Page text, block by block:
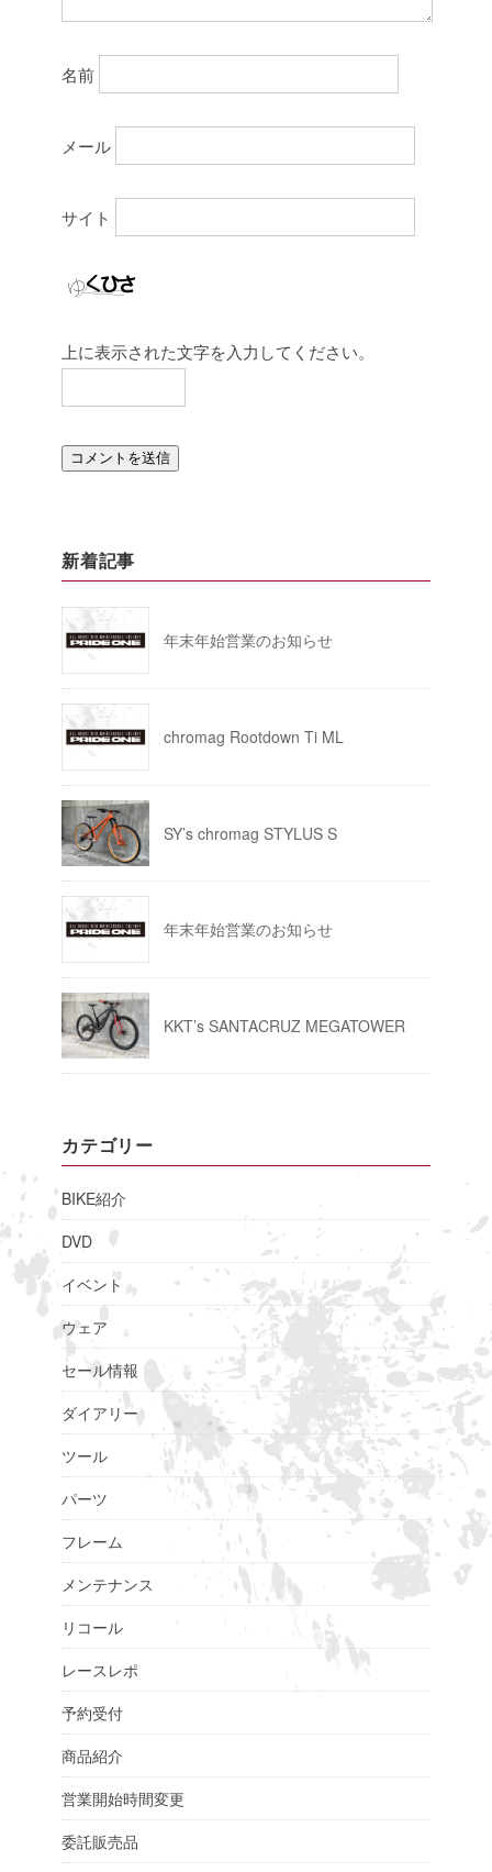
名前
メール
サイト
上に表示された文字を入力してください。
新着記事
年末年始営業のお知らせ
chromag Rootdown Ti ML
SY’s chromag STYLUS S
年末年始営業のお知らせ
KKT’s SANTACRUZ MEGATOWER
カテゴリー
BIKE紹介
DVD
イベント
ウェア
セール情報
ダイアリー
ツール
パーツ
フレーム
メンテナンス
リコール
レースレポ
予約受付
商品紹介
営業開始時間変更
委託販売品